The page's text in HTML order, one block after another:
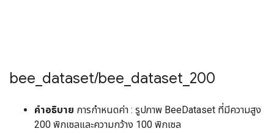
bee dataset/bee dataset 200
คำอธิบาย การกำหนดค่า : รูปภาพ BeeDataset ที่มีความสูง
200 พิกเซลและความกว้าง 100 พิกเซล